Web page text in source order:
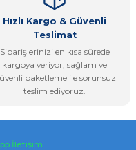
Hızlı Kargo & Güvenli
Teslimat
Siparişlerinizi en kısa sürede
kargoya veriyor, sağlam ve
paketleme ile sorunsuz
teslim ediyoruz.
İletişim